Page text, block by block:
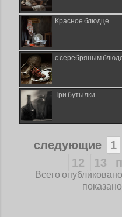
Красное блюдце
с серебряным
Три бутылки
следующие 1
12 13
Всего